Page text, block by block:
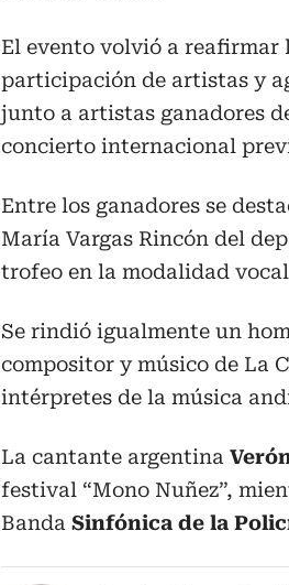
El evento volvió a reafirmar
participación de artistas y
junto a artistas ganadores
concierto internacional
Entre los ganadores se
María Vargas Rincón del
trofeo en la modalidad
Se rindió igualmente un
compositor y músico de La
intérpretes de la música
La cantante argentina
festival “Mono Nuñez”,
Banda Sinfónica de la